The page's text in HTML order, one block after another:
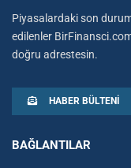
Piyasalardaki son
edilenler
doğru adrestesin.
HABER BÜLTENI
BAĞLANTILAR